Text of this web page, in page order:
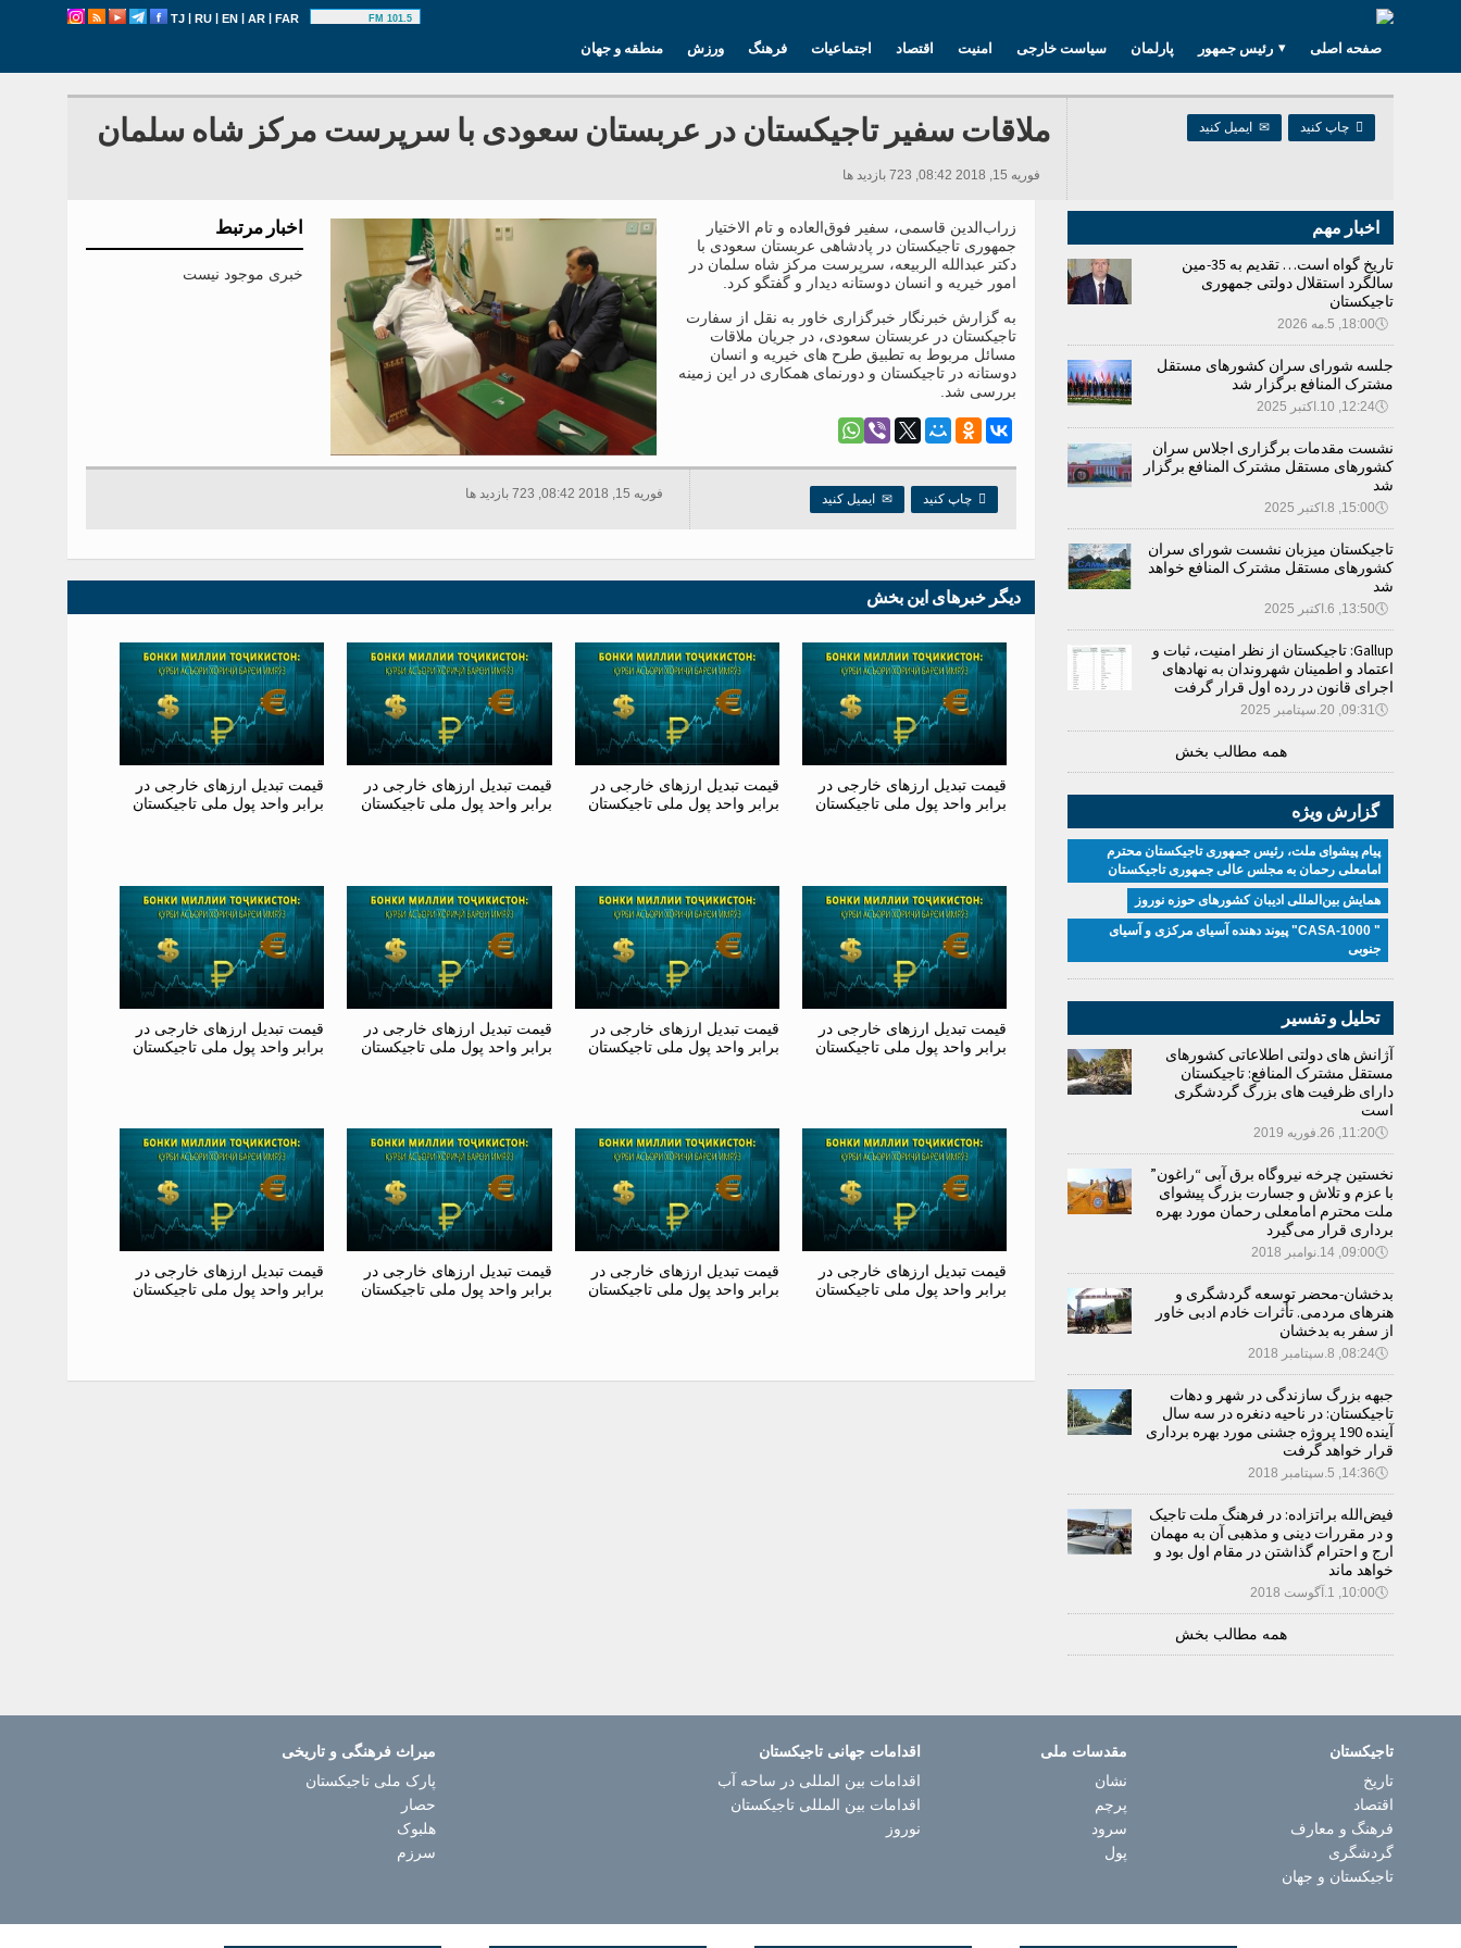
TJ | RU | EN | AR | FAR 101.5 FM
منطقه و جهان ورزش فرهنگ اجتماعیات اقتصاد امنیت سیاست خارجی پارلمان رئیس جمهور صفحه اصلی
 چاپ کنید ✉ ایمیل کنید ملاقات سفیر تاجیکستان در عربستان سعودی با سرپرست مرکز شاه سلمان
فوریه 15, 2018 08:42, 723 بازدید ها
اخبار مرتبط
خبری موجود نیست
زراب‌الدین قاسمی، سفیر فوق‌العاده و تام الاختیار
جمهوری تاجیکستان در پادشاهی عربستان سعودی با
دکتر عبدالله الربیعه، سرپرست مرکز شاه سلمان در
امور خیریه و انسان دوستانه دیدار و گفتگو کرد.
به گزارش خبرنگار خبرگزاری خاور به نقل از سفارت
تاجیکستان در عربستان سعودی، در جریان ملاقات
مسائل مربوط به تطبیق طرح های خیریه و انسان
دوستانه در تاجیکستان و دورنمای همکاری در این زمینه
بررسی شد.
 چاپ کنید ✉ ایمیل کنید فوریه 15, 2018 08:42, 723 بازدید ها
دیگر خبرهای این بخش
قیمت تبدیل ارزهای خارجی در
برابر واحد پول ملی تاجیکستان
قیمت تبدیل ارزهای خارجی در
برابر واحد پول ملی تاجیکستان
قیمت تبدیل ارزهای خارجی در
برابر واحد پول ملی تاجیکستان
قیمت تبدیل ارزهای خارجی در
برابر واحد پول ملی تاجیکستان
قیمت تبدیل ارزهای خارجی در
برابر واحد پول ملی تاجیکستان
قیمت تبدیل ارزهای خارجی در
برابر واحد پول ملی تاجیکستان
قیمت تبدیل ارزهای خارجی در
برابر واحد پول ملی تاجیکستان
قیمت تبدیل ارزهای خارجی در
برابر واحد پول ملی تاجیکستان
قیمت تبدیل ارزهای خارجی در
برابر واحد پول ملی تاجیکستان
قیمت تبدیل ارزهای خارجی در
برابر واحد پول ملی تاجیکستان
قیمت تبدیل ارزهای خارجی در
برابر واحد پول ملی تاجیکستان
قیمت تبدیل ارزهای خارجی در
برابر واحد پول ملی تاجیکستان
اخبار مهم
تاریخ گواه است… تقدیم به 35-مین
سالگرد استقلال دولتی جمهوری
تاجیکستان
🕔18:00, 5.مه 2026
جلسه شورای سران کشورهای مستقل
مشترک المنافع برگزار شد
🕔12:24, 10.اکتبر 2025
نشست مقدمات برگزاری اجلاس سران
کشورهای مستقل مشترک المنافع برگزار
شد
🕔15:00, 8.اکتبر 2025
تاجیکستان میزبان نشست شورای سران
کشورهای مستقل مشترک المنافع خواهد
شد
🕔13:50, 6.اکتبر 2025
Gallup: تاجیکستان از نظر امنیت، ثبات و
اعتماد و اطمینان شهروندان به نهادهای
اجرای قانون در رده اول قرار گرفت
🕔09:31, 20.سپتامبر 2025
همه مطالب بخش
گزارش ویژه
پیام پیشوای ملت، رئیس جمهوری تاجیکستان محترم
امامعلی رحمان به مجلس عالی جمهوری تاجیکستان
همایش بین‌المللی ادیبان کشور‌های حوزه نوروز
" CASA-1000" پیوند دهنده آسیای مرکزی و آسیای
جنوبی
تحلیل و تفسیر
آژانش های دولتی اطلاعاتی کشورهای
مستقل مشترک المنافع: تاجیکستان
دارای ظرفیت های بزرگ گردشگری
است
🕔11:20, 26.فوریه 2019
نخستین چرخه نیروگاه برق آبی “راغون”
با عزم و تلاش و جسارت بزرگ پیشوای
ملت محترم امامعلی رحمان مورد بهره
برداری قرار می‌گیرد
🕔09:00, 14.نوامبر 2018
بدخشان-محضر توسعه گردشگری و
هنرهای مردمی. تأثرات خادم ادبی خاور
از سفر به بدخشان
🕔08:24, 8.سپتامبر 2018
جبهه بزرگ سازندگی در شهر و دهات
تاجیکستان: در ناحیه دنغره در سه سال
آینده 190 پروژه جشنی مورد بهره برداری
قرار خواهد گرفت
🕔14:36, 5.سپتامبر 2018
فیض‌الله براتزاده: در فرهنگ ملت تاجیک
و در مقررات دینی و مذهبی آن به مهمان
ارج و احترام گذاشتن در مقام اول بود و
خواهد ماند
🕔10:00, 1.آگوست 2018
همه مطالب بخش
تاجیکستان
تاریخ
اقتصاد
فرهنگ و معارف
گردشگری
تاجیکستان و جهان
مقدسات ملی
نشان
پرچم
سرود
پول
اقدامات جهانی تاجیکستان
اقدامات بین المللی در ساحه آب
اقدامات بین المللی تاجیکستان
نوروز
میراث فرهنگی و تاریخی
پارک ملی تاجیکستان
حصار
هلبوک
سرزم